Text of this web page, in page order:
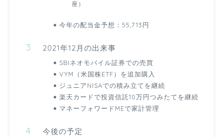
座）
今年の配当金予想：55,713円
2021年12月の出来事
SBIネオモバイル証券での売買
VYM（米国株ETF）を追加購入
ジュニアNISAでの積み立てを継続
楽天カードで投資信託10万円つみたてを継続
マネーフォワードMEで家計管理
今後の予定